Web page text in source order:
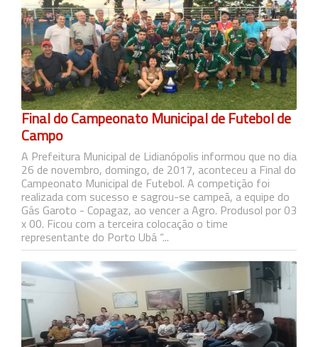
Final do Campeonato Municipal de Futebol de
Campo
A Prefeitura Municipal de Lidianópolis informou que no dia
26 de novembro, domingo, de 2017, aconteceu a Final do
Campeonato Municipal de Futebol. A competição foi
realizada com sucesso e sagrou-se campeã, a equipe do
Gás Garoto - Copagaz, ao vencer a Agro. Produsol por 03
x 00. Ficou com a terceira colocação o time
representante do Porto Ubá “...